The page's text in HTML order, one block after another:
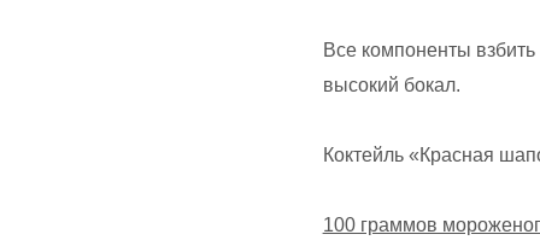
Все компоненты
высокий бокал.
Коктейль «Красная
100 граммов